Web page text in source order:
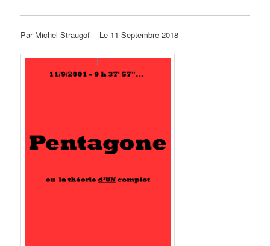
Par Michel Straugof − Le 11 Septembre 2018